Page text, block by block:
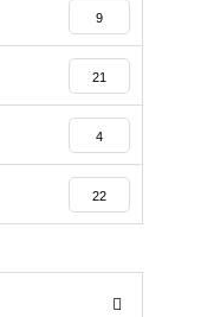
9
21
4
22